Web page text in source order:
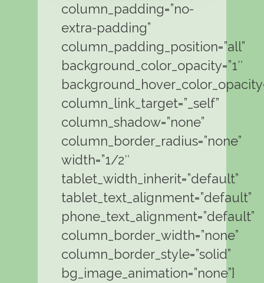
column_padding=”no-
extra-padding”
column_padding_position=”all”
background_color_opacity=”1″
column_link_target=”_self”
column_shadow=”none”
column_border_radius=”none”
width=”1/2″
tablet_width_inherit=”default”
tablet_text_alignment=”default”
phone_text_alignment=”default”
column_border_width=”none”
column_border_style=”solid”
bg_image_animation=”none”]